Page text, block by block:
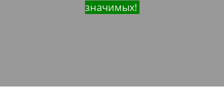
значимых!